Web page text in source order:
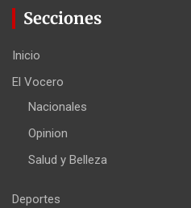
Secciones
Inicio
El Vocero
Nacionales
Opinion
Salud y Belleza
Deportes